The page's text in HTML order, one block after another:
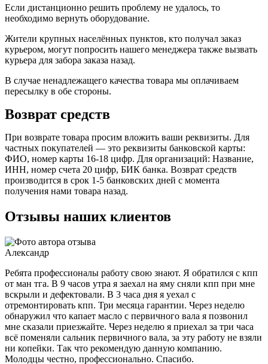
Если дистанционно решить проблему не удалось, то
необходимо вернуть оборудование.
Жители крупных населённых пунктов, кто получал заказ
курьером, могут попросить нашего менеджера также вызвать
курьера для забора заказа назад.
В случае ненадлежащего качества товара мы оплачиваем
пересылку в обе стороны.
Возврат средств
При возврате товара просим вложить ваши реквизиты. Для
частных покупателей — это реквизиты банковской карты:
ФИО, номер карты 16-18 цифр. Для организаций: Название,
ИНН, номер счета 20 цифр, БИК банка. Возврат средств
производится в срок 1-5 банковских дней с момента
получения нами товара назад.
Отзывы наших клиентов
Александр
Ребята профессионалы работу свою знают. Я обратился с кпп
от ман тга. В 9 часов утра я заехал на яму сняли кпп при мне
вскрыли и дефектовали. В 3 часа дня я уехал с
отремонтировать кпп. Три месяца гарантии. Через неделю
обнаружил что капает масло с первичного вала я позвонил
мне сказали приезжайте. Через неделю я приехал за три часа
всё поменяли сальник первичного вала, за эту работу не взяли
ни копейки. Так что рекомендую данную компанию.
Молодцы честно, профессионально. Спасибо.